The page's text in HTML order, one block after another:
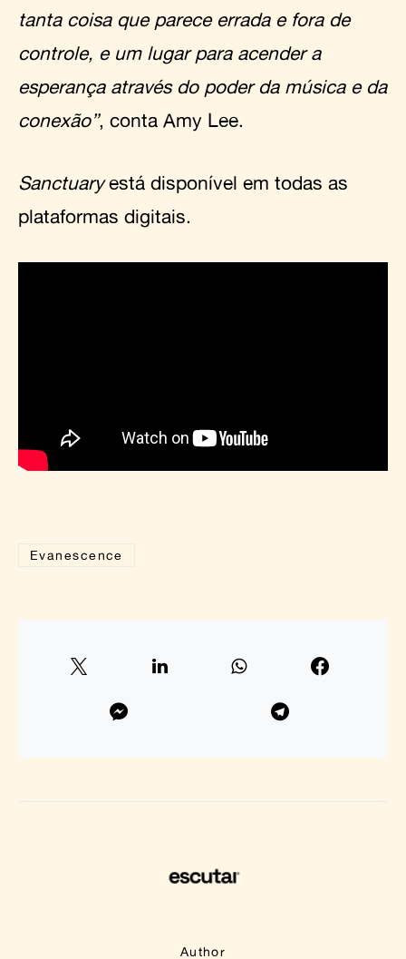
tanta coisa que parece errada e fora de
controle, e um lugar para acender a
esperança através do poder da música e da
conexão”, conta Amy Lee.
Sanctuaryestá disponível em todas as
plataformas digitais.
Evanescence
Author